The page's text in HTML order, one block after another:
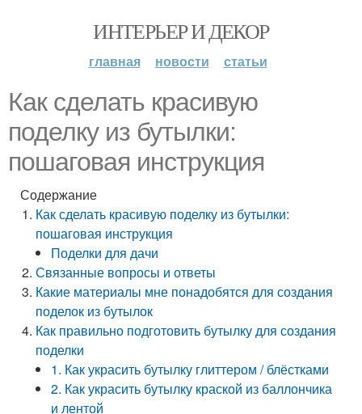
ИНТЕРЬЕР И ДЕКОР
главная новости статьи
Как сделать красивую
поделку из бутылки:
пошаговая инструкция
Содержание
Как сделать красивую поделку из бутылки:
пошаговая инструкция
Поделки для дачи
Связанные вопросы и ответы
Какие материалы мне понадобятся для создания
поделок из бутылок
Как правильно подготовить бутылку для создания
поделки
1. Как украсить бутылку глиттером / блёстками
2. Как украсить бутылку краской из баллончика
и лентой